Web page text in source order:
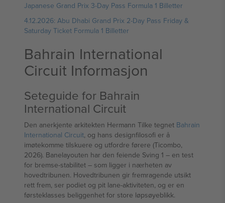
Japanese Grand Prix 3-Day Pass Formula 1 Billetter
4.12.2026: Abu Dhabi Grand Prix 2-Day Pass Friday &
Saturday Ticket Formula 1 Billetter
Bahrain International
Circuit Informasjon
Seteguide for Bahrain
International Circuit
Den anerkjente arkitekten Hermann Tilke tegnet Bahrain
International Circuit, og hans designfilosofi er å
imøtekomme tilskuere og utfordre førere (Ticombo,
2026). Banelayouten har den feiende Sving 1 – en test
for bremse-stabilitet – som ligger i nærheten av
hovedtribunen. Hovedtribunen gir fremragende utsikt
rett frem, ser podiet og pit lane-aktiviteten, og er en
førsteklasses beliggenhet for store løpsøyeblikk.